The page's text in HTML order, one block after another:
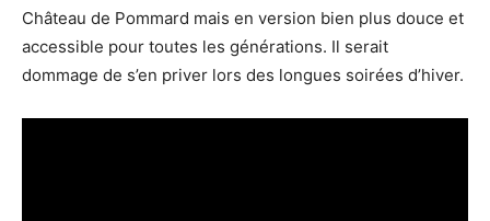
Château de Pommard mais en version bien plus douce et
accessible pour toutes les générations. Il serait
dommage de s’en priver lors des longues soirées d’hiver.